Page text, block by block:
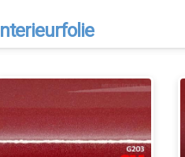
Interieurfolie